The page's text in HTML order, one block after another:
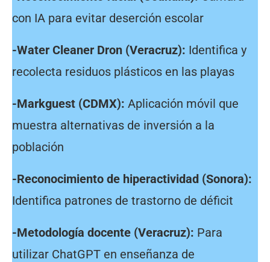
con IA para evitar deserción escolar
-Water Cleaner Dron (Veracruz): Identifica y
recolecta residuos plásticos en las playas
-Markguest (CDMX): Aplicación móvil que
muestra alternativas de inversión a la
población
-Reconocimiento de hiperactividad (Sonora):
Identifica patrones de trastorno de déficit
-Metodología docente (Veracruz): Para
utilizar ChatGPT en enseñanza de